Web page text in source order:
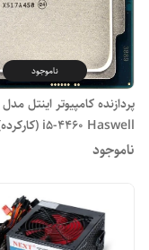
ناموجود
i5-4460 Haswell (کارکرده)
ناموجود